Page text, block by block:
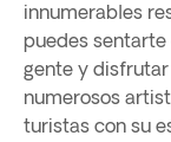
innumerables
puedes sentarte
gente y
numerosos
turistas con su